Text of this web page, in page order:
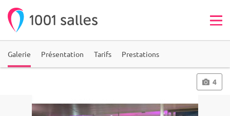
Galerie Présentation Tarifs Prestations
4